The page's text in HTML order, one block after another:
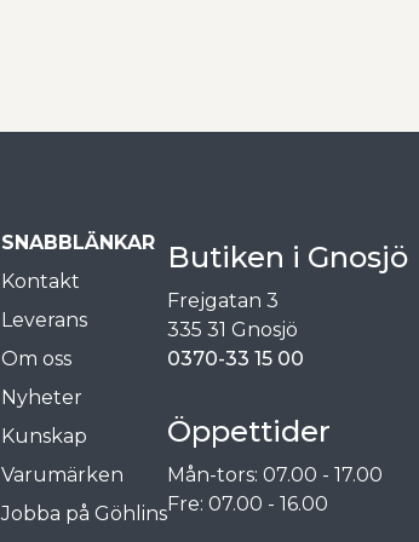
SNABBLÄNKAR
Kontakt
Leverans
Om oss
Nyheter
Kunskap
Varumärken
Jobba på Göhlins
Butiken i Gnosjö
Frejgatan 3
335 31 Gnosjö
0370-33 15 00
Öppettider
Mån-tors: 07.00 - 17.00
Fre: 07.00 - 16.00